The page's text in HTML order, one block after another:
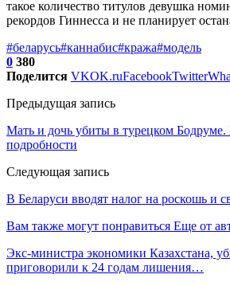
такое количество титулов девушка
рекордов Гиннесса и не планирует
#беларусь#каннабис#кража#модель
0 380
Поделится VKOK.ruFacebookTwitter
Предыдущая запись
Мать и дочь убиты в турецком Бодруме.
подробности
Следующая запись
В Беларуси вводят налог на роскошь и
Вам также могут понравиться Еще от
Экс-министра экономики Казахстана,
приговорили к 24 годам лишения…